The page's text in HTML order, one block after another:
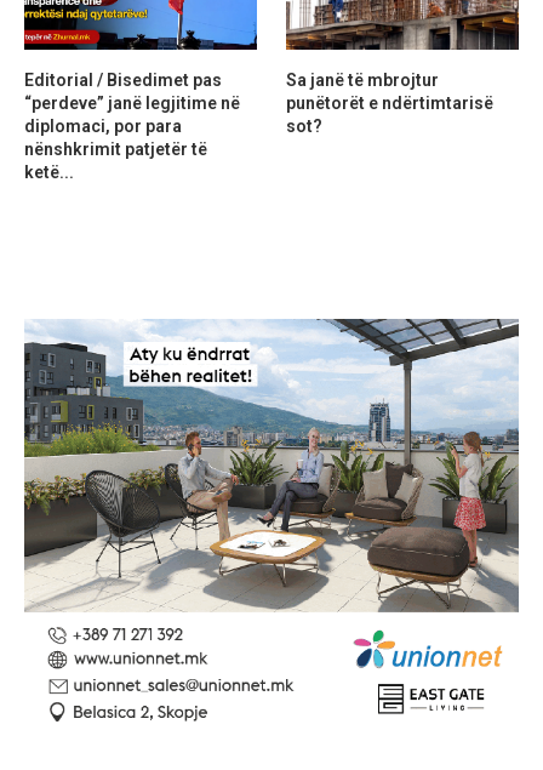
Editorial / Bisedimet pas
“perdeve” janë legjitime në
diplomaci, por para
nënshkrimit patjetër të
ketë...
Sa janë të mbrojtur
punëtorët e ndërtimtarisë
sot?